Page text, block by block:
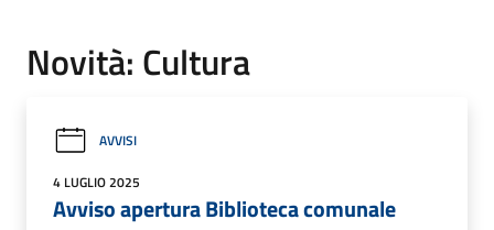
Novità: Cultura
AVVISI
4 LUGLIO 2025
Avviso apertura Biblioteca comunale